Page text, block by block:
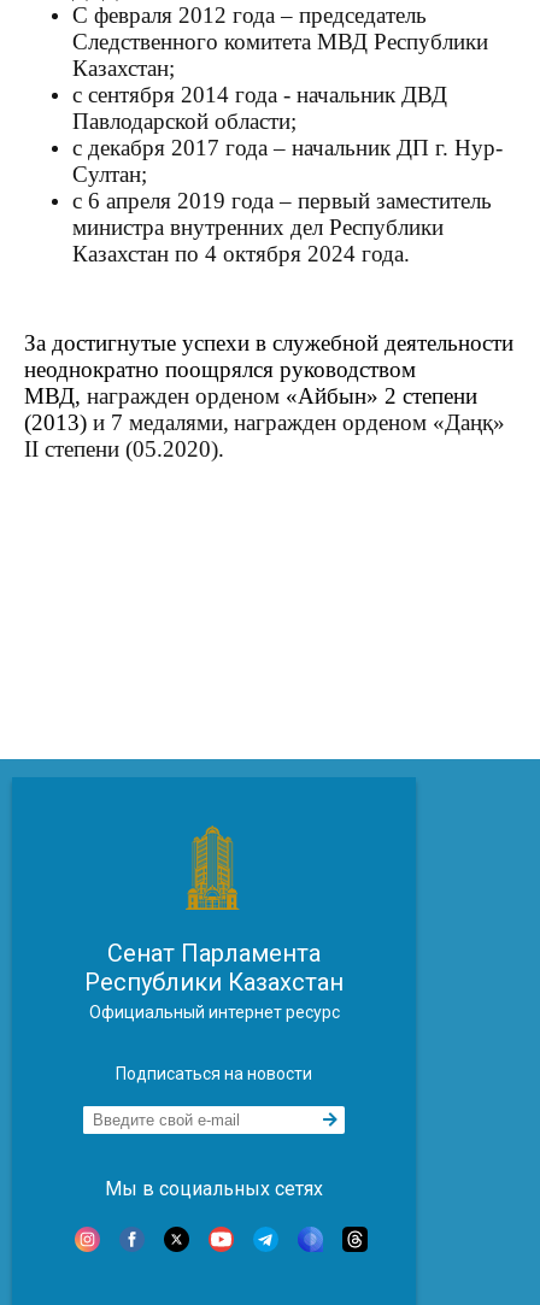
С февраля 2012 года – председатель
Следственного комитета МВД Республики
Казахстан;
с сентября 2014 года - начальник ДВД
Павлодарской области;
с декабря 2017 года – начальник ДП г. Нур-
Султан;
с 6 апреля 2019 года – первый заместитель
министра внутренних дел Республики
Казахстан по 4 октября 2024 года.
За достигнутые успехи в служебной деятельности
неоднократно поощрялся руководством
МВД, награжден орденом «Айбын» 2 степени
(2013) и 7 медалями, награжден орденом «Даңқ»
ІІ степени (05.2020).
Сенат Парламента
Республики Казахстан
Официальный интернет ресурс
Подписаться на новости
Мы в социальных сетях